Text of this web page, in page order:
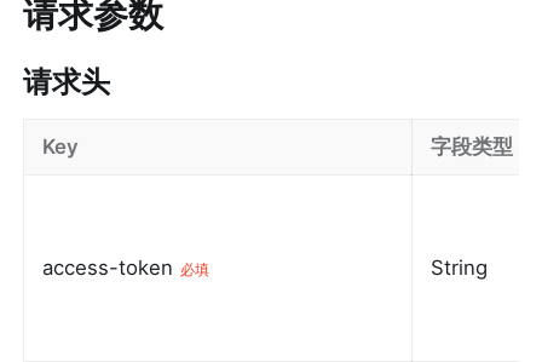
请求参数
请求头
Key 字段类型
access-token 必填 String